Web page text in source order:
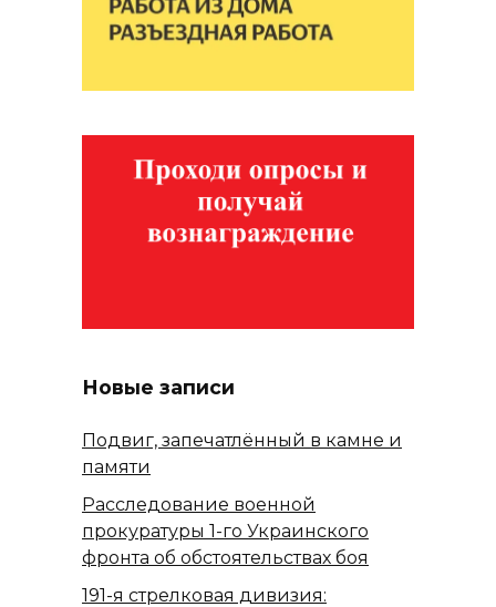
Новые записи
Подвиг, запечатлённый в камне и
памяти
Расследование военной
прокуратуры 1-го Украинского
фронта об обстоятельствах боя
191-я стрелковая дивизия: